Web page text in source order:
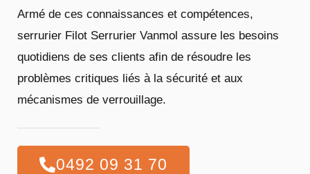
Armé de ces connaissances et compétences,
serrurier Filot Serrurier Vanmol assure les besoins
quotidiens de ses clients afin de résoudre les
problèmes critiques liés à la sécurité et aux
mécanismes de verrouillage.
0492 09 31 70